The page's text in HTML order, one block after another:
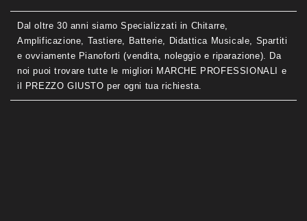
Dal oltre 30 anni siamo Specializzati in Chitarre,
Amplificazione, Tastiere, Batterie, Didattica Musicale, Spartiti
e ovviamente Pianoforti (vendita, noleggio e riparazione). Da
noi puoi trovare tutte le migliori MARCHE PROFESSIONALI e
il PREZZO GIUSTO per ogni tua richiesta.